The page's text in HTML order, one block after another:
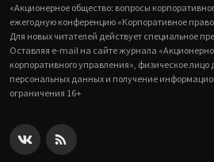
«Акционерное общество: вопросы
ежегодную конференцию «Корпоративное
Для новых читателей действует специальное
Оставляя e-mail на сайте журнала
корпоративного управления», физическое лицо
персональных данных и получение
ограничения 16+